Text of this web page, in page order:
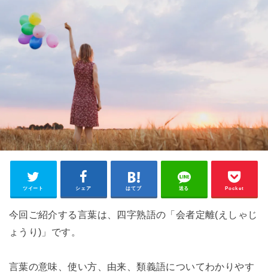
ツイート シェア はてブ 送る Pocket
今回ご紹介する言葉は、四字熟語の「会者定離(えしゃじ
ょうり)」です。
言葉の意味、使い方、由来、類義語についてわかりやす